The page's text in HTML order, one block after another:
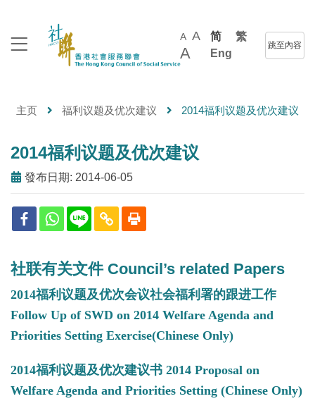
A A
A
简
繁
Eng
跳至內容
主页 福利议题及优次建议 2014福利议题及优次建议
2014福利议题及优次建议
發布日期: 2014-06-05
社联有关文件 Council’s related Papers
2014福利议题及优次会议社会福利署的跟进工作
Follow Up of SWD on 2014 Welfare Agenda and
Priorities Setting Exercise(Chinese Only)
2014福利议题及优次建议书 2014 Proposal on
Welfare Agenda and Priorities Setting (Chinese Only)